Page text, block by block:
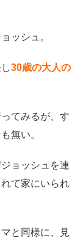
ッシュ。
30歳の大人の
てみるが、す
無い。
ョッシュを連
て家にいられ
と同様に、見